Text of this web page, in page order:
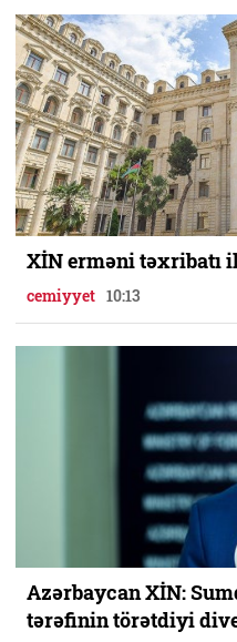
XİN erməni təxribatı
cemiyyet 10:13
Azərbaycan XİN:
tərəfinin törətdiyi